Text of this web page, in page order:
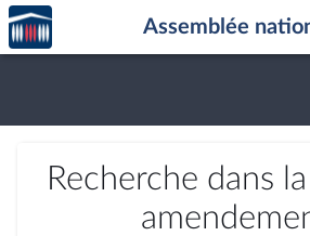
Aller au contenu
Aller en bas de la page
Accèder
à la
page
Assemblée
Recherche dans